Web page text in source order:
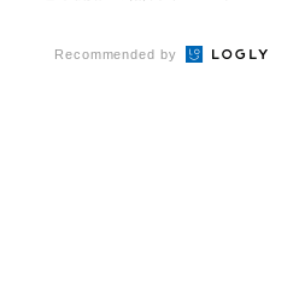
Recommended by